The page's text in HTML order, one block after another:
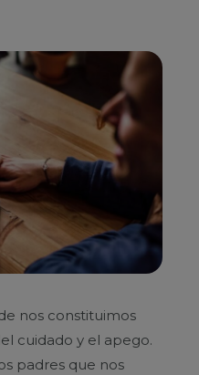
nos constituimos
cuidado y el apego.
padres que nos